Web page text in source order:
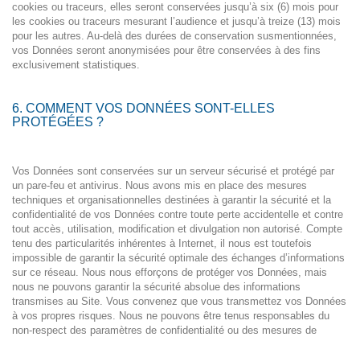
cookies ou traceurs, elles seront conservées jusqu’à six (6) mois pour
les cookies ou traceurs mesurant l’audience et jusqu’à treize (13) mois
pour les autres. Au-delà des durées de conservation susmentionnées,
vos Données seront anonymisées pour être conservées à des fins
exclusivement statistiques.
6. COMMENT VOS DONNÉES SONT-ELLES
PROTÉGÉES ?
Vos Données sont conservées sur un serveur sécurisé et protégé par
un pare-feu et antivirus. Nous avons mis en place des mesures
techniques et organisationnelles destinées à garantir la sécurité et la
confidentialité de vos Données contre toute perte accidentelle et contre
tout accès, utilisation, modification et divulgation non autorisé. Compte
tenu des particularités inhérentes à Internet, il nous est toutefois
impossible de garantir la sécurité optimale des échanges d’informations
sur ce réseau. Nous nous efforçons de protéger vos Données, mais
nous ne pouvons garantir la sécurité absolue des informations
transmises au Site. Vous convenez que vous transmettez vos Données
à vos propres risques. Nous ne pouvons être tenus responsables du
non-respect des paramètres de confidentialité ou des mesures de